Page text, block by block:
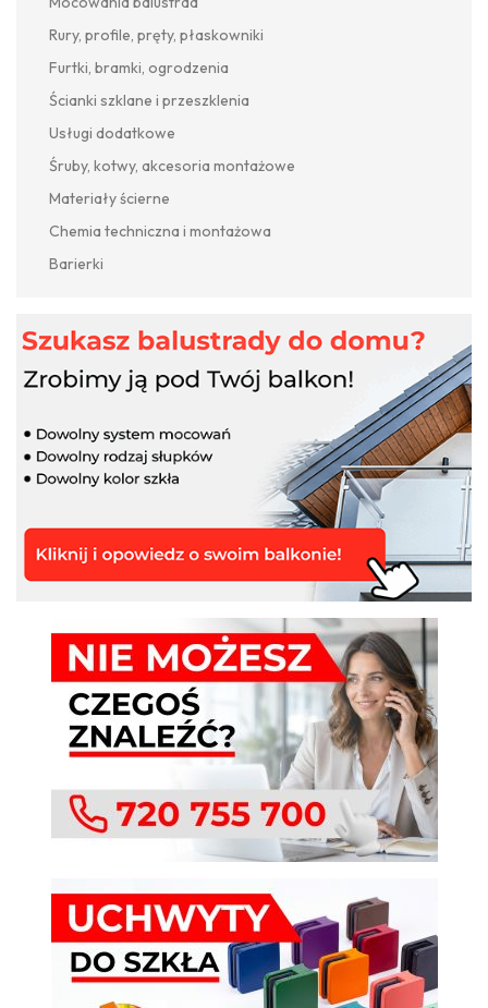
Rury, profile, pręty, płaskowniki
Furtki, bramki, ogrodzenia
Ścianki szklane i przeszklenia
Usługi dodatkowe
Śruby, kotwy, akcesoria montażowe
Materiały ścierne
Chemia techniczna i montażowa
Barierki